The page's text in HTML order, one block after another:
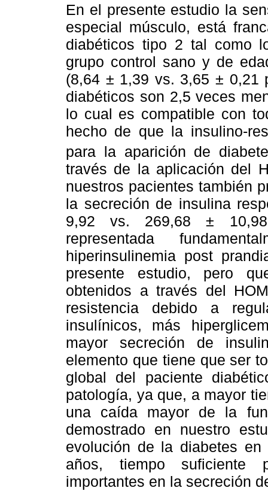
En el presente estudio la
especial músculo, está
diabéticos tipo 2 tal como
grupo control sano y de
(8,64 ± 1,39 vs. 3,65 ± 0,21
diabéticos son 2,5 veces
lo cual es compatible con
hecho de que la insulino-
para la aparición de
través de la aplicación del
nuestros pacientes también
la secreción de insulina
9,92 vs. 269,68 ±
representada
hiperinsulinemia post
presente estudio, pero
obtenidos a través del
resistencia debido a
insulínicos, más
mayor secreción de
elemento que tiene que ser
global del paciente
patología, ya que, a mayor
una caída mayor de la
demostrado en nuestro
evolución de la diabetes
años, tiempo suficiente
importantes en la secreción